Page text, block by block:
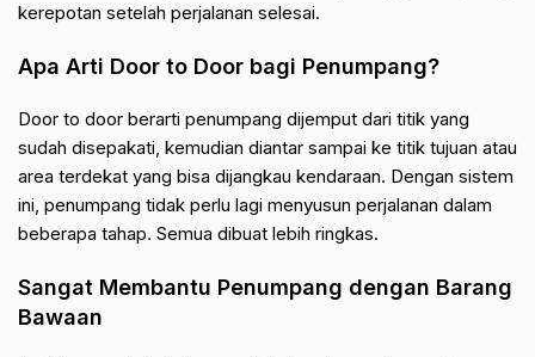
kerepotan setelah perjalanan selesai.
Apa Arti Door to Door bagi Penumpang?
Door to door berarti penumpang dijemput dari titik yang
sudah disepakati, kemudian diantar sampai ke titik tujuan atau
area terdekat yang bisa dijangkau kendaraan. Dengan sistem
ini, penumpang tidak perlu lagi menyusun perjalanan dalam
beberapa tahap. Semua dibuat lebih ringkas.
Sangat Membantu Penumpang dengan Barang
Bawaan